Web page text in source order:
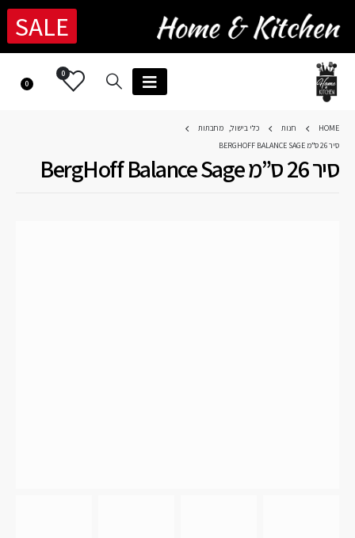
SALE
0
0
HOME חנות כלי בישול, מחבתות
סיר 26 ס”מ BERGHOFF BALANCE SAGE
סיר 26 ס”מ BergHoff Balance Sage